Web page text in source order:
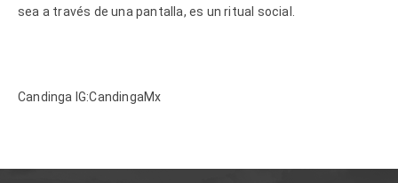
sea a través de una pantalla, es un ritual social.
Candinga IG:CandingaMx